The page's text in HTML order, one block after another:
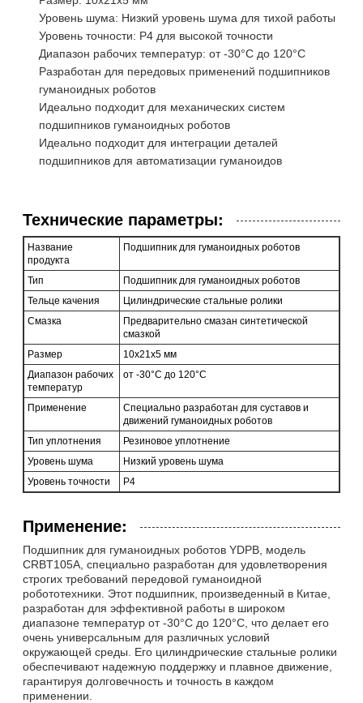
Уровень шума: Низкий уровень шума для тихой работы
Уровень точности: P4 для высокой точности
Диапазон рабочих температур: от -30°C до 120°C
Разработан для передовых применений подшипников
гуманоидных роботов
Идеально подходит для механических систем
подшипников гуманоидных роботов
Идеально подходит для интеграции деталей
подшипников для автоматизации гуманоидов
Технические параметры:
Название
продукта
Подшипник для гуманоидных роботов
Тип
Подшипник для гуманоидных роботов
Тельце качения
Цилиндрические стальные ролики
Смазка
Предварительно смазан синтетической
смазкой
Размер
10x21x5 мм
Диапазон рабочих
температур
от -30°C до 120°C
Применение
Специально разработан для суставов и
движений гуманоидных роботов
Тип уплотнения
Резиновое уплотнение
Уровень шума
Низкий уровень шума
Уровень точности
P4
Применение:
Подшипник для гуманоидных роботов YDPB, модель
CRBT105A, специально разработан для удовлетворения
строгих требований передовой гуманоидной
робототехники. Этот подшипник, произведенный в Китае,
разработан для эффективной работы в широком
диапазоне температур от -30°C до 120°C, что делает его
очень универсальным для различных условий
окружающей среды. Его цилиндрические стальные ролики
обеспечивают надежную поддержку и плавное движение,
гарантируя долговечность и точность в каждом
применении.